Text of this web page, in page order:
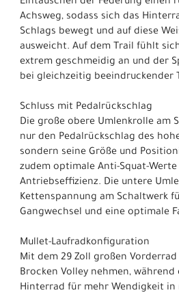
Eintauschen der Federung einen
Achsweg, sodass sich das
Schlags bewegt und auf diese
ausweicht. Auf dem Trail fühlt
extrem geschmeidig an und der
bei gleichzeitig beeindruckender
Schluss mit Pedalrückschlag
Die große obere Umlenkrolle am
nur den Pedalrückschlag des
sondern seine Größe und
zudem optimale Anti-Squat-
Antriebseffizienz. Die untere
Kettenspannung am Schaltwerk
Gangwechsel und eine optimale
Mullet-Laufradkonfiguration
Mit dem 29 Zoll großen
Brocken Volley nehmen, während
Hinterrad für mehr Wendigkeit in